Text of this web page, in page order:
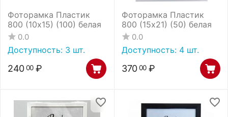
Фоторамка Пластик
800 (10х15) (100) белая
0.0
Доступность: 3 шт.
240 00 ₽
Фоторамка Пластик
800 (15х21) (50) белая
0.0
Доступность: 4 шт.
370 00 ₽